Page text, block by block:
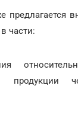
предлагается
части:
продукции